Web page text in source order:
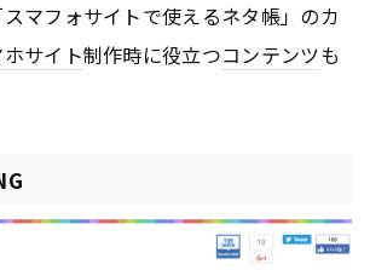
マフォサイトで使えるネタ帳」のカ
サイト制作時に役立つコンテンツも